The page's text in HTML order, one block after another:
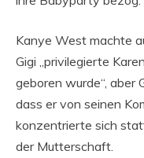
Kanye West machte
Gigi „privilegierte
geboren wurde“, aber
dass er von seinen
konzentrierte sich
der Mutterschaft.